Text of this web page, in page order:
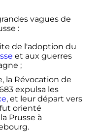
vagues de
:
de l'adoption du
et aux guerres
;
, la Révocation de
expulsa les
, et leur départ vers
orienté
Prusse à